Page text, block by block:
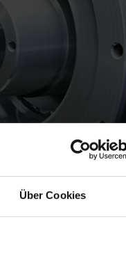
Über Cookies